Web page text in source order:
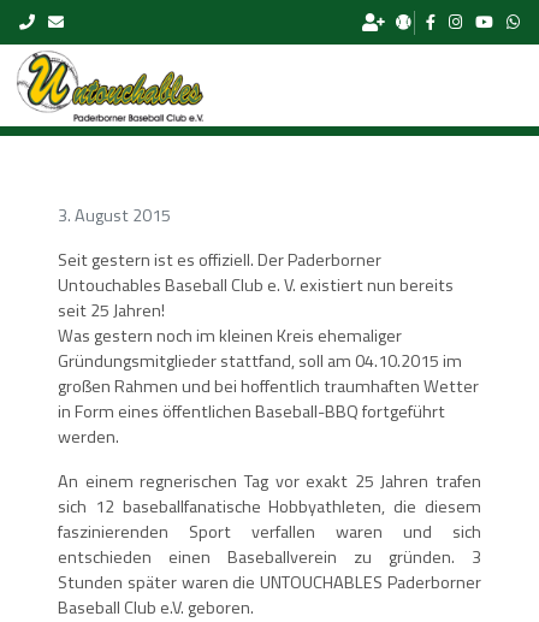
Skip to content
3. August 2015
Seit gestern ist es offiziell. Der Paderborner
Untouchables Baseball Club e. V. existiert nun bereits
seit 25 Jahren!
Was gestern noch im kleinen Kreis ehemaliger
Gründungsmitglieder stattfand, soll am 04.10.2015 im
großen Rahmen und bei hoffentlich traumhaften Wetter
in Form eines öffentlichen Baseball-BBQ fortgeführt
werden.
An einem regnerischen Tag vor exakt 25 Jahren trafen
sich 12 baseballfanatische Hobbyathleten, die diesem
faszinierenden Sport verfallen waren und sich
entschieden einen Baseballverein zu gründen. 3
Stunden später waren die UNTOUCHABLES Paderborner
Baseball Club e.V. geboren.